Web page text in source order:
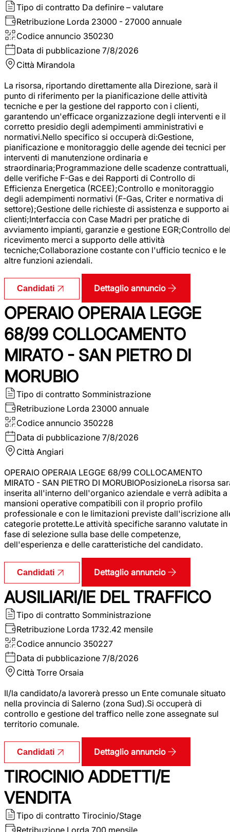
Tipo di contratto Da definire – valutare
Retribuzione Lorda 23000 - 27000 annuale
Codice annuncio 350230
Data di pubblicazione 7/8/2026
Città Mirandola
La risorsa, riportando direttamente alla Direzione, sarà il
punto di riferimento per la pianificazione delle attività
tecniche e per la gestione del rapporto con i clienti,
garantendo un'efficace organizzazione degli interventi e il
corretto presidio degli adempimenti amministrativi e
normativi.Nello specifico si occuperà di:Gestione,
pianificazione e monitoraggio delle agende dei tecnici per
interventi di manutenzione ordinaria e
straordinaria;Programmazione delle scadenze contrattuali,
delle verifiche F-Gas e dei Rapporti di Controllo di
Efficienza Energetica (RCEE);Controllo e monitoraggio
degli adempimenti normativi (F-Gas, Criter e normativa di
settore);Gestione delle richieste di assistenza e supporto ai
clienti;Interfaccia con Case Madri per pratiche di
avviamento impianti, garanzie e gestione EGR;Controllo
ricevimento merci a supporto delle attività
tecniche;Collaborazione costante con l'ufficio tecnico e le
altre funzioni aziendali.
Candidati Dettaglio annuncio
OPERAIO OPERAIA LEGGE
68/99 COLLOCAMENTO
MIRATO - SAN PIETRO DI
MORUBIO
Tipo di contratto Somministrazione
Retribuzione Lorda 23000 annuale
Codice annuncio 350228
Data di pubblicazione 7/8/2026
Città Angiari
OPERAIO OPERAIA LEGGE 68/99 COLLOCAMENTO
MIRATO - SAN PIETRO DI MORUBIOPosizioneLa risorsa
inserita all'interno dell'organico aziendale e verrà adibita a
mansioni operative compatibili con il proprio profilo
professionale e con le limitazioni previste dall'iscrizione
categorie protette.Le attività specifiche saranno valutate in
fase di selezione sulla base delle competenze,
dell'esperienza e delle caratteristiche del candidato.
Candidati Dettaglio annuncio
AUSILIARI/IE DEL TRAFFICO
Tipo di contratto Somministrazione
Retribuzione Lorda 1732.42 mensile
Codice annuncio 350227
Data di pubblicazione 7/8/2026
Città Torre Orsaia
Il/la candidato/a lavorerà presso un Ente comunale situato
nella provincia di Salerno (zona Sud).Si occuperà di
controllo e gestione del traffico nelle zone assegnate sul
territorio comunale.
Candidati Dettaglio annuncio
TIROCINIO ADDETTI/E
VENDITA
Tipo di contratto Tirocinio/Stage
Retribuzione Lorda 700 mensile